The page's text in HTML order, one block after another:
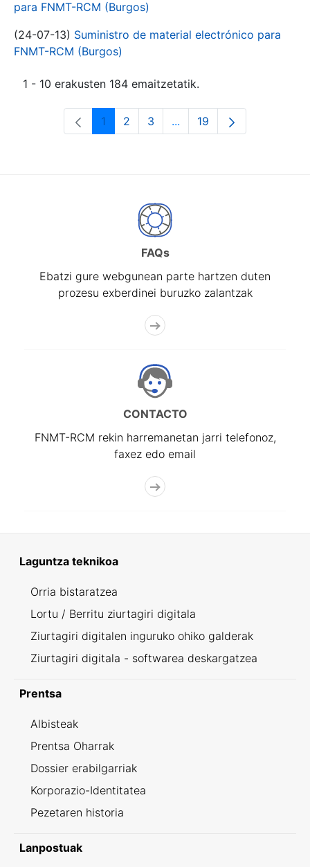
para FNMT-RCM (Burgos)
(24-07-13) Suministro de material electrónico para
FNMT-RCM (Burgos)
1 - 10 erakusten 184 emaitzetatik.
Orrialdea
1 Orrialdea
2 Orrialdea
3 ...Intermediate Pages Use
Orrialdea
19
FAQs
Ebatzi gure webgunean parte hartzen duten
prozesu exberdinei buruzko zalantzak
CONTACTO
FNMT-RCM rekin harremanetan jarri telefonoz,
faxez edo email
Laguntza teknikoa
Orria bistaratzea
Lortu / Berritu ziurtagiri digitala
Ziurtagiri digitalen inguruko ohiko galderak
Ziurtagiri digitala - softwarea deskargatzea
Prentsa
Albisteak
Prentsa Oharrak
Dossier erabilgarriak
Korporazio-Identitatea
Pezetaren historia
Lanpostuak